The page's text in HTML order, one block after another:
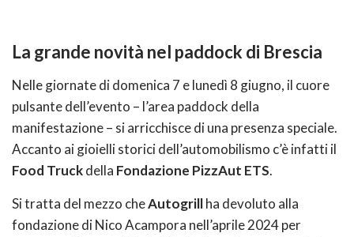
La grande novità nel paddock di Brescia
Nelle giornate di domenica 7 e lunedì 8 giugno, il cuore
pulsante dell’evento – l’area paddock della
manifestazione – si arricchisce di una presenza speciale.
Accanto ai gioielli storici dell’automobilismo c’è infatti il
Food Truckdella Fondazione PizzAut ETS.
Si tratta del mezzo cheAutogrillha devoluto alla
fondazione di Nico Acampora nell’aprile 2024 per